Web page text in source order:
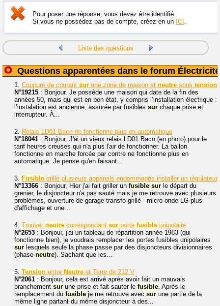
Pour poser une réponse, vous devez être identifié.
Si vous ne possédez pas de compte, créez-en un ICI .
Liste des questions
Questions apparentées dans le forum Électricité
1. Coupure de courant sur une zone de maison et neutre sous tension
N°19215 : Bonjour. Je possède une maison qui date de la fin des
années 50, mais qui est en bon état, y compris l’installation électrique :
l’instalation est ancienne, assurée par fusibles sur chaque prise et
interrupteur. À...
2. Relais LD01 Baco ne fonctionne plus en automatique
N°18041 : Bonjour. J'ai un vieux relais LD01 Baco (en photo) pour le
tarif heures creuses qui n'a plus l'air de fonctionner. La ballon
fonctionne en marche forcée par contre ne fonctionne plus en
automatique. Je pense qu'en faisant...
3. Fusible grillé plusieurs appareils endommagés installer un régulateur
N°13366 : Bonjour, Hier j'ai fait griller un fusible sur le départ du
grenier, le disjoncteur n'a pas sauté mais je me retrouve avec plusieurs
problèmes, ouverture de garage transfo grillé - micro onde LG plus
d'affichage et une...
4. Trouver neutre correspondant sur porte fusible unipolaire
N°2653 : Bonjour, j'ai un tableau de répartition année 1983 (qui
fonctionne bien), je voudrais remplacer les portes fusibles unipolaires
sur lesquels seule la phase passe par des disjoncteurs divisionnaires
(phase-neutre). Sachant que les...
5. Tension entre Neutre et Terre de 212 V
N°2061 : Bonjour, cela est arrivé après avoir fait un mauvais
branchement sur une prise et fait sauter le fusible. Après le
remplacement du fusible je me retrouve avec sur une partie de la
même ligne partant du même disjoncteur à des...